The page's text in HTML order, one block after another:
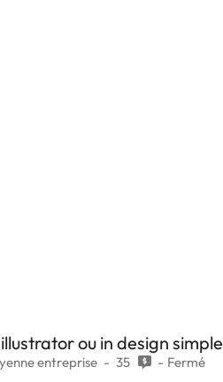
ou in design simple
entreprise 35 Fermé